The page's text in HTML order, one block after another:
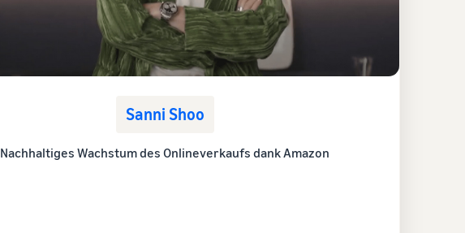
Sanni Shoo
Nachhaltiges Wachstum des Onlineverkaufs dank Amazon